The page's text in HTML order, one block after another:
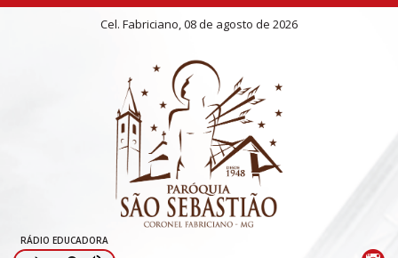
Cel. Fabriciano, 08 de agosto de 2026
RÁDIO EDUCADORA